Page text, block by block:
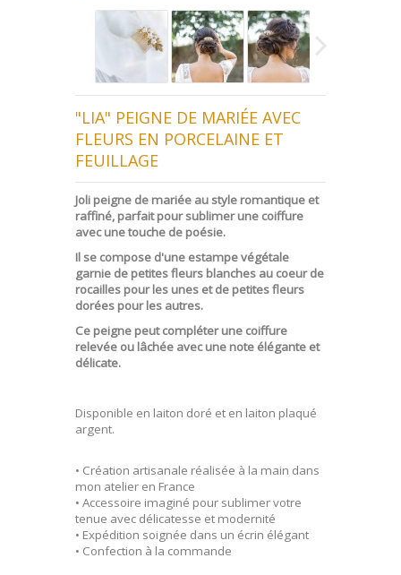
"LIA" PEIGNE DE MARIÉE AVEC
FLEURS EN PORCELAINE ET
FEUILLAGE
Joli peigne de mariée au style romantique et
raffiné, parfait pour sublimer une coiffure
avec une touche de poésie.
Il se compose d'une estampe végétale
garnie de petites fleurs blanches au coeur de
rocailles pour les unes et de petites fleurs
dorées pour les autres.
Ce peigne peut compléter une coiffure
relevée ou lâchée avec une note élégante et
délicate.
Disponible en laiton doré et en laiton plaqué
argent.
• Création artisanale réalisée à la main dans
mon atelier en France
• Accessoire imaginé pour sublimer votre
tenue avec délicatesse et modernité
• Expédition soignée dans un écrin élégant
• Confection à la commande